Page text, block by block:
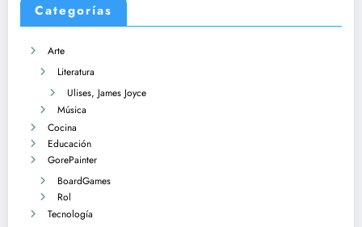
Categorías
Arte
Literatura
Ulises, James Joyce
Música
Cocina
Educación
GorePainter
BoardGames
Rol
Tecnología